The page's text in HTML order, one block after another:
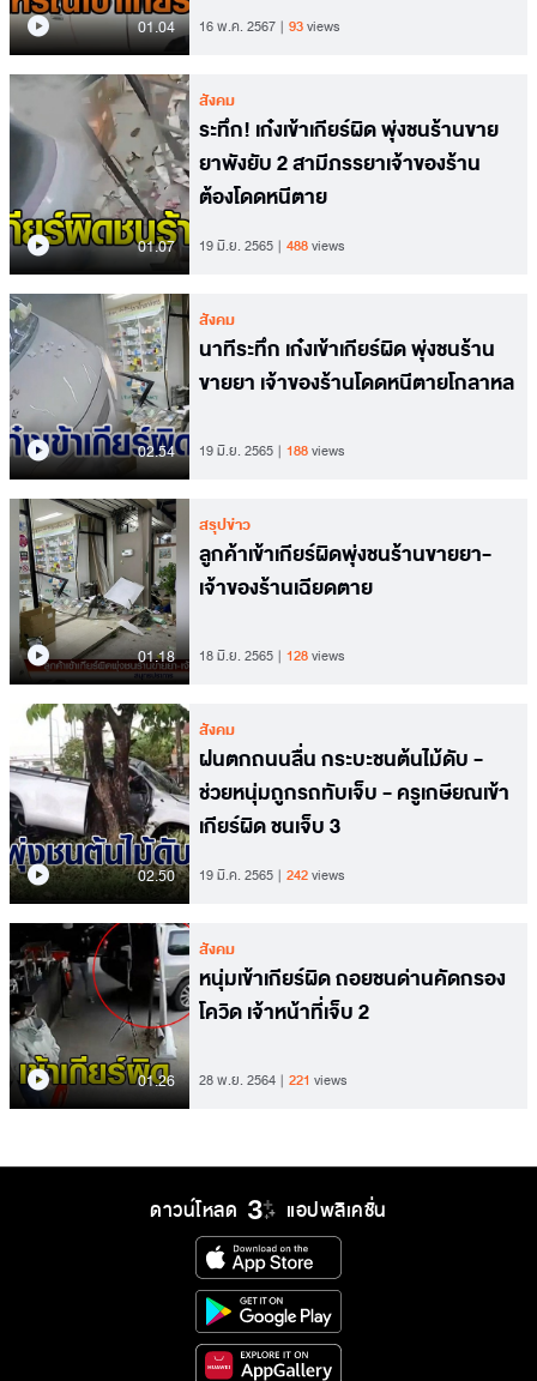
01.04 16 พ.ค. 2567 93views
01.07
สังคม
ระทึก! เก๋งเข้าเกียร์ผิด พุ่งชนร้านขาย
ยาพังยับ 2 สามีภรรยาเจ้าของร้าน
ต้องโดดหนีตาย
19 มิ.ย. 2565 488views
02.54
สังคม
นาทีระทึก เก๋งเข้าเกียร์ผิด พุ่งชนร้าน
ขายยา เจ้าของร้านโดดหนีตายโกลาหล
19 มิ.ย. 2565 188views
01.18
สรุปข่าว
ลูกค้าเข้าเกียร์ผิดพุ่งชนร้านขายยา-
เจ้าของร้านเฉียดตาย
18 มิ.ย. 2565 128views
02.50
สังคม
ฝนตกถนนลื่น กระบะชนต้นไม้ดับ -
ช่วยหนุ่มถูกรถทับเจ็บ - ครูเกษียณเข้า
เกียร์ผิด ชนเจ็บ 3
19 มี.ค. 2565 242views
01.26
สังคม
หนุ่มเข้าเกียร์ผิด ถอยชนด่านคัดกรอง
โควิด เจ้าหน้าที่เจ็บ 2
28 พ.ย. 2564 221 views
ดาวน์โหลด แอปพลิเคชั่น